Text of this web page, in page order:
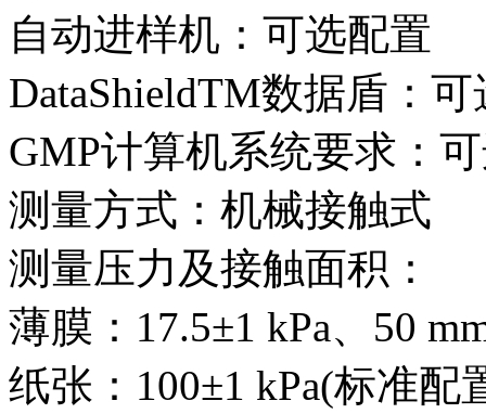
自动进样机：可选配置
DataShieldTM数据盾：
GMP计算机系统要求：
测量方式：机械接触式
测量压力及接触面积：
薄膜：17.5±1 kPa、50
纸张：100±1 kPa(标准配